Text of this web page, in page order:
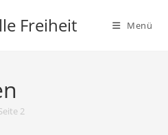
Freiheit Menü
2